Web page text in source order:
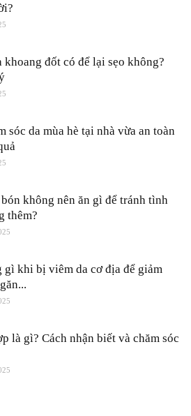
khoang đốt có để lại sẹo không?
sóc da mùa hè tại nhà vừa an toàn
không nên ăn gì để tránh tình
thêm?
gì khi bị viêm da cơ địa để giảm
là gì? Cách nhận biết và chăm sóc